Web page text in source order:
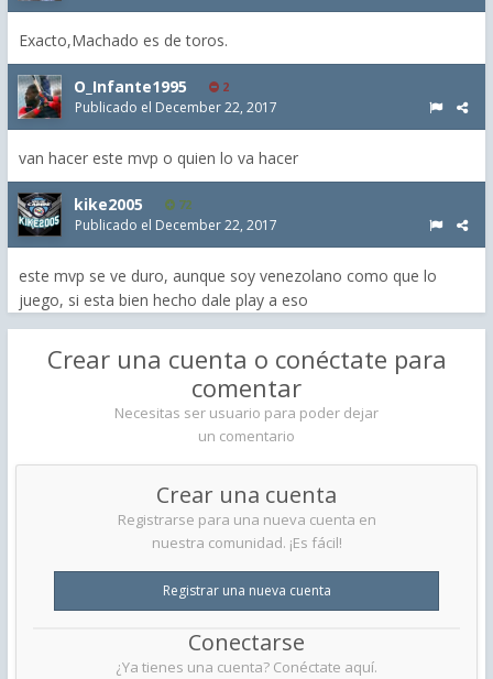
Exacto,Machado es de toros.
O_Infante1995 2
Publicado el December 22, 2017
van hacer este mvp o quien lo va hacer
kike2005 72
Publicado el December 22, 2017
este mvp se ve duro, aunque soy venezolano como que lo
juego, si esta bien hecho dale play a eso
Crear una cuenta o conéctate para
comentar
Necesitas ser usuario para poder dejar
un comentario
Crear una cuenta
Registrarse para una nueva cuenta en
nuestra comunidad. ¡Es fácil!
Registrar una nueva cuenta
Conectarse
¿Ya tienes una cuenta? Conéctate aquí.